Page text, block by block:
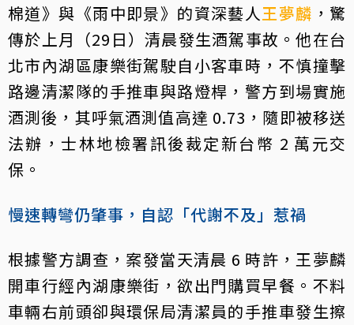
棉道》與《雨中即景》的資深藝人王夢麟 ，驚
傳於上月（29日）清晨發生酒駕事故。他在台
北市內湖區康樂街駕駛自小客車時，不慎撞擊
路邊清潔隊的手推車與路燈桿，警方到場實施
酒測後，其呼氣酒測值高達 0.73，隨即被移送
法辦，士林地檢署訊後裁定新台幣 2 萬元交
保。
慢速轉彎仍肇事，自認「代謝不及」惹禍
根據警方調查，案發當天清晨 6 時許，王夢麟
開車行經內湖康樂街，欲出門購買早餐。不料
車輛右前頭卻與環保局清潔員的手推車發生擦